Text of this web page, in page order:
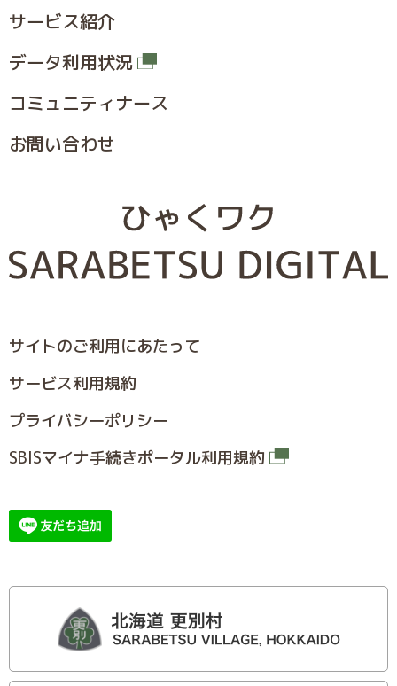
サービス紹介
データ利用状況
コミュニティナース
お問い合わせ
サイトのご利⽤にあたって
サービス利⽤規約
プライバシーポリシー
SBISマイナ⼿続きポータル利⽤規約